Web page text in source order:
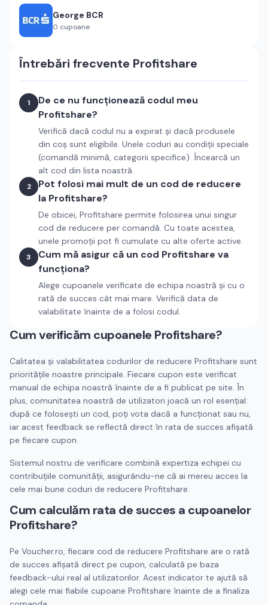
George BCR
0 cupoane
Întrebări frecvente Profitshare
1
De ce nu funcționează codul meu
Profitshare?
Verifică dacă codul nu a expirat și dacă produsele
din coș sunt eligibile. Unele coduri au condiții speciale
(comandă minimă, categorii specifice). Încearcă un
alt cod din lista noastră.
2
Pot folosi mai mult de un cod de reducere
la Profitshare?
De obicei, Profitshare permite folosirea unui singur
cod de reducere per comandă. Cu toate acestea,
unele promoții pot fi cumulate cu alte oferte active.
3
Cum mă asigur că un cod Profitshare va
funcționa?
Alege cupoanele verificate de echipa noastră și cu o
rată de succes cât mai mare. Verifică data de
valabilitate înainte de a folosi codul.
Cum verificăm cupoanele Profitshare?
Calitatea și valabilitatea codurilor de reducere Profitshare sunt
prioritățile noastre principale. Fiecare cupon este verificat
manual de echipa noastră înainte de a fi publicat pe site. În
plus, comunitatea noastră de utilizatori joacă un rol esențial:
după ce folosești un cod, poți vota dacă a funcționat sau nu,
iar acest feedback se reflectă direct în rata de succes afișată
pe fiecare cupon.
Sistemul nostru de verificare combină expertiza echipei cu
contribuțiile comunității, asigurându-ne că ai mereu acces la
cele mai bune coduri de reducere Profitshare.
Cum calculăm rata de succes a cupoanelor
Profitshare?
Pe Voucher.ro, fiecare cod de reducere Profitshare are o rată
de succes afișată direct pe cupon, calculată pe baza
feedback-ului real al utilizatorilor. Acest indicator te ajută să
alegi cele mai fiabile cupoane Profitshare înainte de a finaliza